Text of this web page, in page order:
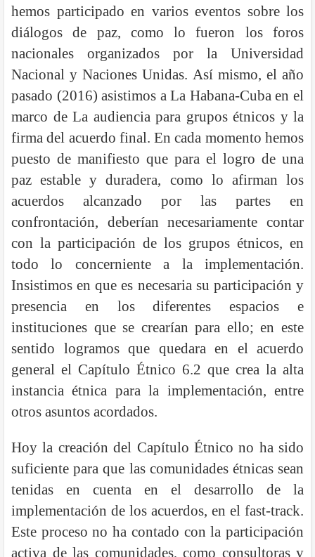
hemos participado en varios eventos sobre los
diálogos de paz, como lo fueron los foros
nacionales organizados por la Universidad
Nacional y Naciones Unidas. Así mismo, el año
pasado (2016) asistimos a La Habana-Cuba en el
marco de La audiencia para grupos étnicos y la
firma del acuerdo final. En cada momento hemos
puesto de manifiesto que para el logro de una
paz estable y duradera, como lo afirman los
acuerdos alcanzado por las partes en
confrontación, deberían necesariamente contar
con la participación de los grupos étnicos, en
todo lo concerniente a la implementación.
Insistimos en que es necesaria su participación y
presencia en los diferentes espacios e
instituciones que se crearían para ello; en este
sentido logramos que quedara en el acuerdo
general el Capítulo Étnico 6.2 que crea la alta
instancia étnica para la implementación, entre
otros asuntos acordados.
Hoy la creación del Capítulo Étnico no ha sido
suficiente para que las comunidades étnicas sean
tenidas en cuenta en el desarrollo de la
implementación de los acuerdos, en el fast-track.
Este proceso no ha contado con la participación
activa de las comunidades, como consultoras y